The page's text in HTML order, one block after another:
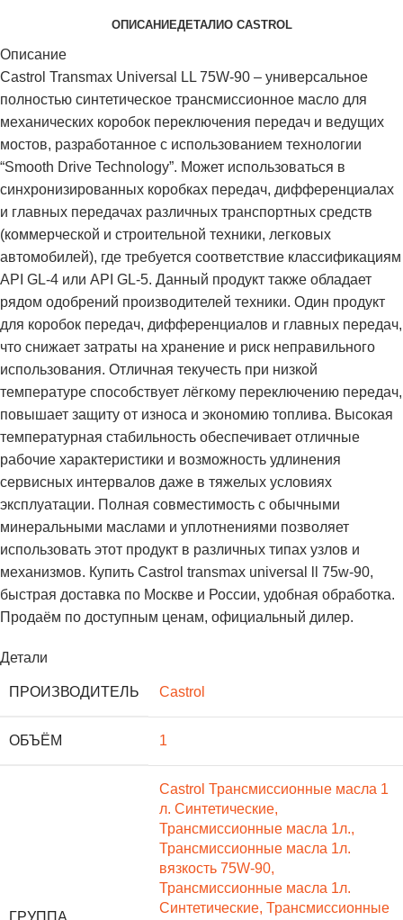
ОПИСАНИЕДЕТАЛИО CASTROL
Описание
Castrol Transmax Universal LL 75W-90 – универсальное
полностью синтетическое трансмиссионное масло для
механических коробок переключения передач и ведущих
мостов, разработанное с использованием технологии
“Smooth Drive Technology”. Может использоваться в
синхронизированных коробках передач, дифференциалах
и главных передачах различных транспортных средств
(коммерческой и строительной техники, легковых
автомобилей), где требуется соответствие классификациям
API GL-4 или API GL-5. Данный продукт также обладает
рядом одобрений производителей техники. Один продукт
для коробок передач, дифференциалов и главных передач,
что снижает затраты на хранение и риск неправильного
использования. Отличная текучесть при низкой
температуре способствует лёгкому переключению передач,
повышает защиту от износа и экономию топлива. Высокая
температурная стабильность обеспечивает отличные
рабочие характеристики и возможность удлинения
сервисных интервалов даже в тяжелых условиях
эксплуатации. Полная совместимость с обычными
минеральными маслами и уплотнениями позволяет
использовать этот продукт в различных типах узлов и
механизмов. Купить Castrol transmax universal ll 75w-90,
быстрая доставка по Москве и России, удобная обработка.
Продаём по доступным ценам, официальный дилер.
Детали
ПРОИЗВОДИТЕЛЬ Castrol
ОБЪЁМ 1
Castrol Трансмиссионные масла 1
л. Синтетические,
Трансмиссионные масла 1л.,
Трансмиссионные масла 1л.
вязкость 75W-90,
Трансмиссионные масла 1л.
Синтетические, Трансмиссионные